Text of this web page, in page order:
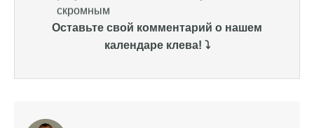
Уже второй раз пользуюсь этим прогнозом,
всегда помогает найти активных хищников
Оставьте свой комментарий о нашем
календаре клева! ⤵️